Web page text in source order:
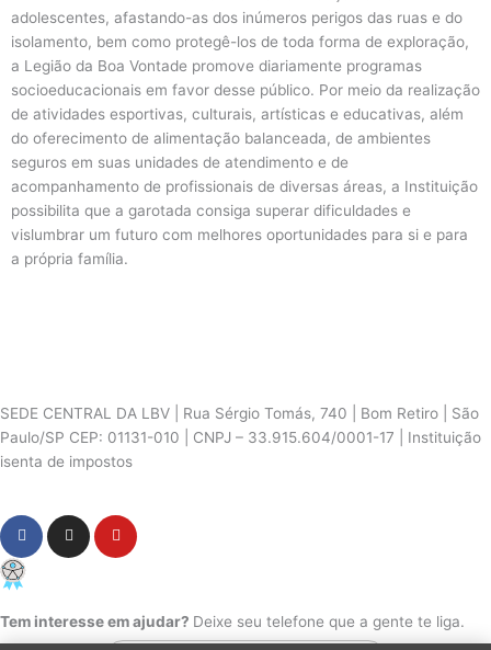
adolescentes, afastando-as dos inúmeros perigos das ruas e do
isolamento, bem como protegê-los de toda forma de exploração,
a Legião da Boa Vontade promove diariamente programas
socioeducacionais em favor desse público. Por meio da realização
de atividades esportivas, culturais, artísticas e educativas, além
do oferecimento de alimentação balanceada, de ambientes
seguros em suas unidades de atendimento e de
acompanhamento de profissionais de diversas áreas, a Instituição
possibilita que a garotada consiga superar dificuldades e
vislumbrar um futuro com melhores oportunidades para si e para
a própria família.
SEDE CENTRAL DA LBV | Rua Sérgio Tomás, 740 | Bom Retiro | São
Paulo/SP CEP: 01131-010 | CNPJ – 33.915.604/0001-17 | Instituição
isenta de impostos
F
a
c
e
b
o
k
n
s
r
a
Y
o
u
e
Tem interesse em ajudar? Deixe seu telefone que a gente te liga.